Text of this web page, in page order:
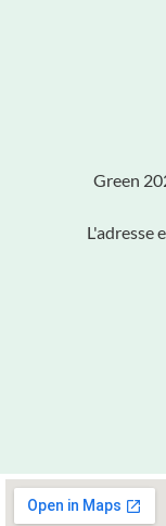
Green
L'adresse